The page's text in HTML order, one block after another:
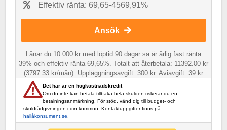
Effektiv ränta: 69,65-4569,91%
Ansök
Lånar du 10 000 kr med löptid 90 dagar så är årlig fast ränta
39% och effektiv ränta 69,65%. Totalt att återbetala: 11392.00 kr
(3797.33 kr/mån). Uppläggningsavgift: 300 kr. Aviavgift: 39 kr
Det här är en högkostnadskredit
Om du inte kan betala tillbaka hela skulden riskerar du en
betalningsanmärkning. För stöd, vänd dig till budget- och
skuldrådgivningen i din kommun. Kontaktuppgifter finns på
hallåkonsument.se